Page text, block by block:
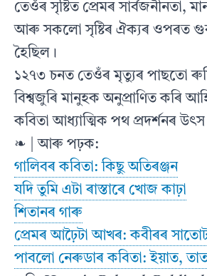
তেওঁৰ সৃষ্টিত প্ৰেমৰ সাৰ্বজনীনতা,
আৰু সকলো সৃষ্টিৰ ঐক্যৰ ওপৰত
হৈছিল।
১২৭৩ চনত তেওঁৰ মৃত্যুৰ পাছতো
বিশ্বজুৰি মানুহক অনুপ্ৰাণিত কৰি
কবিতা আধ্যাত্মিক পথ প্ৰদৰ্শনৰ
❧ | আৰু পঢ়ক:
গালিবৰ কবিতা: কিছু অতিৰঞ্জন
যদি তুমি এটা ৰাস্তাৰে খোজ কাঢ়া
শিতানৰ গাৰু
প্ৰেমৰ আঢ়ৈটা আখৰ: কবীৰৰ
পাবলো নেৰুডাৰ কবিতা: ইয়াত,